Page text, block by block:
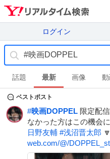
ログイン
話題 最新 画像 動
ベストポスト
#映画DOPPEL 限定配
なかった方はこの機会
日野友輔 #浅沼晋太郎
web.com/@/